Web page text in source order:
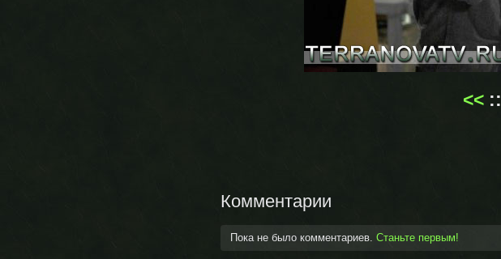
<<::
Комментарии
Пока не было комментариев. Станьте первым!